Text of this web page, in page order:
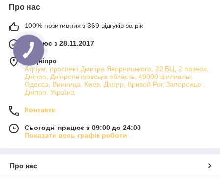
Про нас
100% позитивних з 369 відгуків за рік
Працює з 28.11.2017
м. Дніпро
Атріум, проспект Дмитра Яворницького, 22 БЦ, 2 поверх,
Дніпро, Дніпропетровська область, 49000 филиалы:
Одесса, Винница, Киев, Днепр, Кривой Рог, Запорожье ,
Дніпро, Україна
Контакти
Сьогодні працює з 09:00 до 24:00
Показати весь графік роботи
Про нас